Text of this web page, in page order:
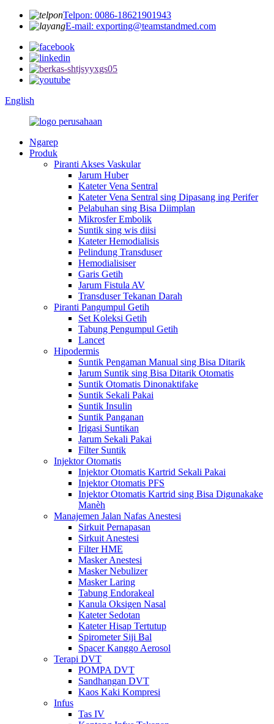
Telpon: 0086-18621901943
E-mail: exporting@teamstandmed.com
English
Ngarep
Produk
Piranti Akses Vaskular
Jarum Huber
Kateter Vena Sentral
Kateter Vena Sentral sing Dipasang ing Perifer
Pelabuhan sing Bisa Diimplan
Mikrosfer Embolik
Suntik sing wis diisi
Kateter Hemodialisis
Pelindung Transduser
Hemodialisiser
Garis Getih
Jarum Fistula AV
Transduser Tekanan Darah
Piranti Pangumpul Getih
Set Koleksi Getih
Tabung Pengumpul Getih
Lancet
Hipodermis
Suntik Pengaman Manual sing Bisa Ditarik
Jarum Suntik sing Bisa Ditarik Otomatis
Suntik Otomatis Dinonaktifake
Suntik Sekali Pakai
Suntik Insulin
Suntik Panganan
Irigasi Suntikan
Jarum Sekali Pakai
Filter Suntik
Injektor Otomatis
Injektor Otomatis Kartrid Sekali Pakai
Injektor Otomatis PFS
Injektor Otomatis Kartrid sing Bisa Digunakake
Manèh
Manajemen Jalan Nafas Anestesi
Sirkuit Pernapasan
Sirkuit Anestesi
Filter HME
Masker Anestesi
Masker Nebulizer
Masker Laring
Tabung Endorakeal
Kanula Oksigen Nasal
Kateter Sedotan
Kateter Hisap Tertutup
Spirometer Siji Bal
Spacer Kanggo Aerosol
Terapi DVT
POMPA DVT
Sandhangan DVT
Kaos Kaki Kompresi
Infus
Tas IV